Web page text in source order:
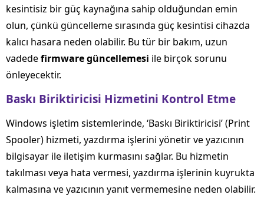
kesintisiz bir güç kaynağına sahip olduğundan emin
olun, çünkü güncelleme sırasında güç kesintisi cihazda
kalıcı hasara neden olabilir. Bu tür bir bakım, uzun
vadedefirmware güncellemesi ile birçok sorunu
önleyecektir.
Baskı Biriktiricisi Hizmetini Kontrol Etme
Windows işletim sistemlerinde, ‘Baskı Biriktiricisi’ (Print
Spooler) hizmeti, yazdırma işlerini yönetir ve yazıcının
bilgisayar ile iletişim kurmasını sağlar. Bu hizmetin
takılması veya hata vermesi, yazdırma işlerinin kuyrukta
kalmasına ve yazıcının yanıt vermemesine neden olabilir.